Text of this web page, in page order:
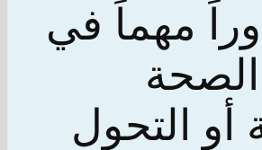
مهماً في
أو التحول